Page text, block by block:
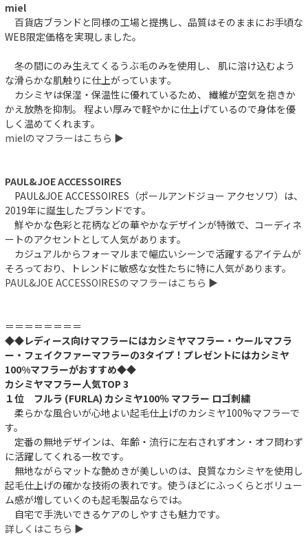
miel
百貨店ブランドと同様の工場と提携し、品質はそのままにお手頃な
WEB限定価格を実現しました。
冬の間にのみ生えてくるうぶ毛のみを使用し、 肌に溶け込むよう
な滑らかな肌触りに仕上がっています。
カシミヤは保湿・保温性に優れているため、 繊維が空気を抱きか
かえ放熱を抑制。 程よい厚みで軽やかに仕上げているので身体を優
しく温めてくれます。
mielのマフラーはこちら ▶︎
PAUL&JOE ACCESSOIRES
PAUL&JOE ACCESSOIRES（ポールアンドジョー アクセソワ）は、
2019年に誕生したブランドです。
鮮やかな色彩と花柄などの華やかなデザインが特徴で、コーディネ
ートのアクセントとして人気があります。
カジュアルからフォーマルまで幅広いシーンで活躍するアイテムが
そろっており、トレンドに敏感な女性たちに特に人気があります。
PAUL&JOE ACCESSOIRESのマフラーはこちら ▶︎
＝＝＝＝＝＝＝＝
◆◆レディース向けマフラーにはカシミヤマフラー・ウールマフラ
ー・フェイクファーマフラーの3タイプ！プレゼントにはカシミヤ
100%マフラーがおすすめ◆◆
カシミヤマフラー人気TOP 3
１位 フルラ (FURLA) カシミヤ100％ マフラー ロゴ刺繍
柔らかな風合いが心地よい起毛仕上げのカシミヤ100%マフラーで
す。
定番の無地デザインは、年齢・流行に左右されずオン・オフ問わず
に活躍してくれる一枚です。
無地ながらマットな艶めきが美しいのは、良質なカシミヤを使用し
起毛仕上げの確かな技術の表れです。使うほどにふっくらとボリュー
ム感が増していくのも起毛製品ならでは。
自宅で手洗いできるケアのしやすさも魅力です。
詳しくはこちら ▶︎